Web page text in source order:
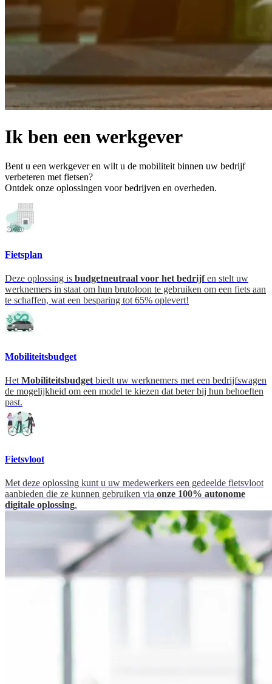
Ik ben een werkgever
Bent u een werkgever en wilt u de mobiliteit binnen uw bedrijf
verbeteren met fietsen?
Ontdek onze oplossingen voor bedrijven en overheden.
Fietsplan
Deze oplossing is budgetneutraal voor het bedrijfen stelt uw
werknemers in staat om hun brutoloon te gebruiken om een fiets aan
te schaffen, wat een besparing tot 65% oplevert!
Mobiliteitsbudget
Het Mobiliteitsbudget biedt uw werknemers met een bedrijfswagen
de mogelijkheid om een model te kiezen dat beter bij hun behoeften
past.
Fietsvloot
Met deze oplossing kunt u uw medewerkers een gedeelde fietsvloot
aanbieden die ze kunnen gebruiken via onze 100% autonome
digitale oplossing.